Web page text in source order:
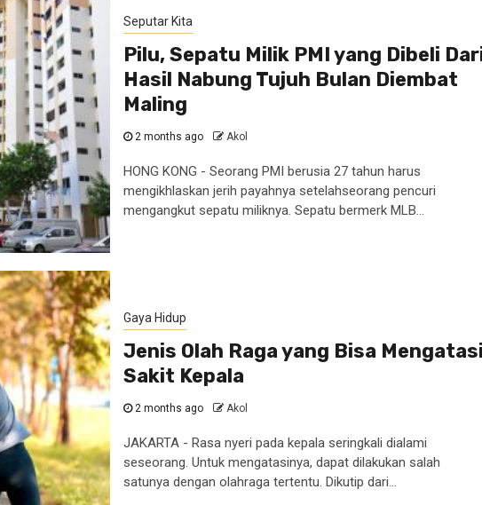
Seputar Kita
Pilu, Sepatu Milik PMI yang Dibeli
Hasil Nabung Tujuh Bulan Diembat
Maling
2 months ago Akol
HONG KONG - Seorang PMI berusia 27 tahun harus
mengikhlaskan jerih payahnya setelahseorang pencuri
mengangkut sepatu miliknya. Sepatu bermerk MLB...
Gaya Hidup
Jenis Olah Raga yang Bisa
Sakit Kepala
2 months ago Akol
JAKARTA - Rasa nyeri pada kepala seringkali dialami
seseorang. Untuk mengatasinya, dapat dilakukan salah
satunya dengan olahraga tertentu. Dikutip dari...